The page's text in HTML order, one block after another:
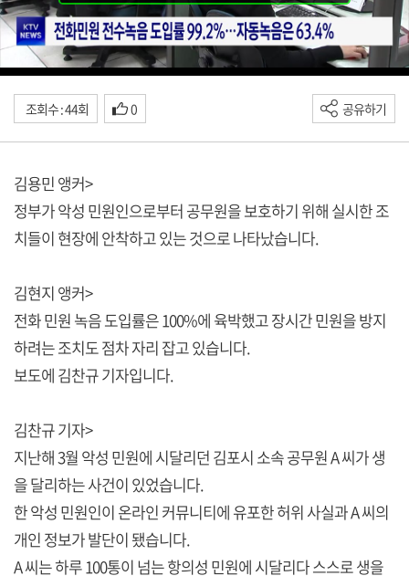
조회수 : 44회 0 공유하기
김용민 앵커>
정부가 악성 민원인으로부터 공무원을 보호하기 위해 실시한 조
치들이 현장에 안착하고 있는 것으로 나타났습니다.
김현지 앵커>
전화 민원 녹음 도입률은 100%에 육박했고 장시간 민원을 방지
하려는 조치도 점차 자리 잡고 있습니다.
보도에 김찬규 기자입니다.
김찬규 기자>
지난해 3월 악성 민원에 시달리던 김포시 소속 공무원 A 씨가 생
을 달리하는 사건이 있었습니다.
한 악성 민원인이 온라인 커뮤니티에 유포한 허위 사실과 A 씨의
개인 정보가 발단이 됐습니다.
A 씨는 하루 100통이 넘는 항의성 민원에 시달리다 스스로 생을